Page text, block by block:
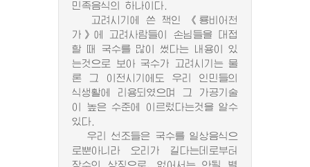
민족음식의 하나이다.
고려시기에 쓴 책인 《룡비어천
가》에 고려사람들이 손님들을 대접
할 때 국수를 많이 썼다는 내용이 있
는것으로 보아 국수가 고려시기는 물
론 그 이전시기에도 우리 인민들의
식생활에 리용되였으며 그 가공기술
이 높은 수준에 이르렀다는것을 알수
있다.
우리 선조들은 국수를 일상음식으
로뿐아니라 오리가 길다는데로부터
장수의 상징으로, 없어서는 안될 별